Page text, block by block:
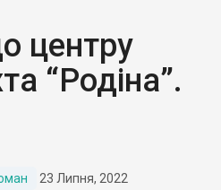
центру
“Родіна”.
23 Липня, 2022